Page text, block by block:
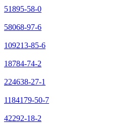
51895-58-0
58068-97-6
109213-85-6
18784-74-2
224638-27-1
1184179-50-7
42292-18-2